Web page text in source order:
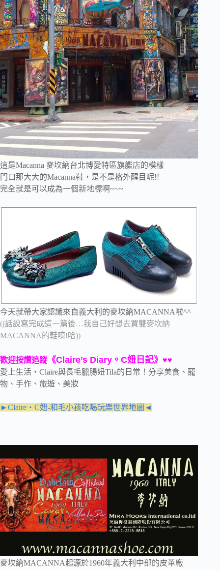
這是Macanna 麥坎納台北博愛特區旗艦店的模樣
門口那大大的Macanna鞋，是不是格外醒目呢!!
完全就是可以成為一個新地標啊~~~
今天就帶大家認識來自義大利的麥坎納MACANNA啦^^
((話說寫完成這一篇後…我自己好想去買雙麥坎納
MACANNA的鞋唷!哈))
歡迎按讚追蹤 《Claire’s Diary。C妞日記》 ♥♥
愛上生活‧Claire與長毛臘腸妞Tila的日常！分享美食、寵
物、手作、旅遊、美妝
►Claire‧C妞-和毛小孩吃喝玩樂世界地圖◄
麥坎納MACANNA起源於1960年義大利中部的皮革廠